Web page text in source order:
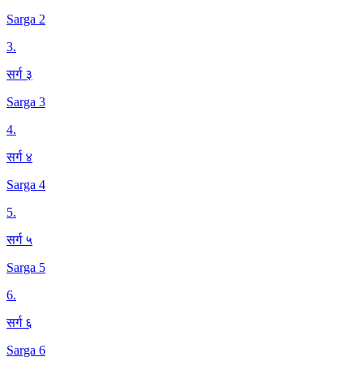
Sarga 2
3.
सर्ग ३
Sarga 3
4.
सर्ग ४
Sarga 4
5.
सर्ग ५
Sarga 5
6.
सर्ग ६
Sarga 6